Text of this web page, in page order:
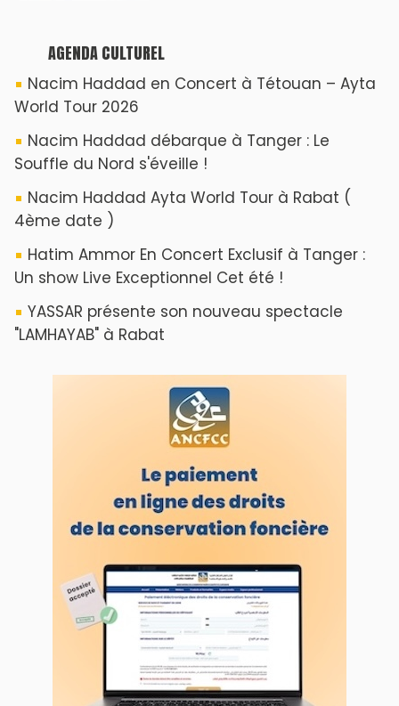
AGENDA CULTUREL
Nacim Haddad en Concert à Tétouan – Ayta
World Tour 2026
Nacim Haddad débarque à Tanger : Le
Souffle du Nord s'éveille !
Nacim Haddad Ayta World Tour à Rabat (
4ème date )
Hatim Ammor En Concert Exclusif à Tanger :
Un show Live Exceptionnel Cet été !
YASSAR présente son nouveau spectacle
"LAMHAYAB" à Rabat